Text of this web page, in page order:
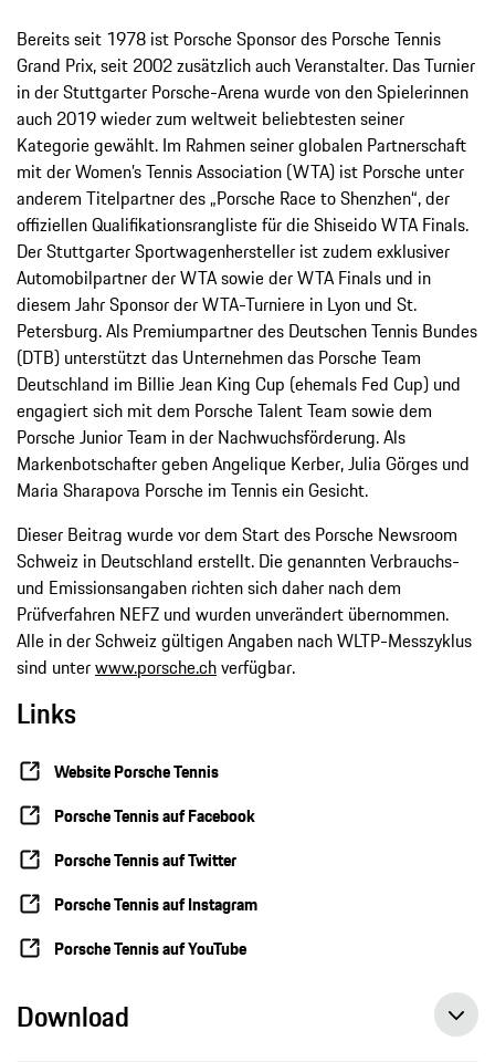
Bereits seit 1978 ist Porsche Sponsor des Porsche Tennis
Grand Prix, seit 2002 zusätzlich auch Veranstalter. Das Turnier
in der Stuttgarter Porsche-Arena wurde von den Spielerinnen
auch 2019 wieder zum weltweit beliebtesten seiner
Kategorie gewählt. Im Rahmen seiner globalen Partnerschaft
mit der Women’s Tennis Association (WTA) ist Porsche unter
anderem Titelpartner des „Porsche Race to Shenzhen“, der
offiziellen Qualifikationsrangliste für die Shiseido WTA Finals.
Der Stuttgarter Sportwagenhersteller ist zudem exklusiver
Automobilpartner der WTA sowie der WTA Finals und in
diesem Jahr Sponsor der WTA-Turniere in Lyon und St.
Petersburg. Als Premiumpartner des Deutschen Tennis Bundes
(DTB) unterstützt das Unternehmen das Porsche Team
Deutschland im Billie Jean King Cup (ehemals Fed Cup) und
engagiert sich mit dem Porsche Talent Team sowie dem
Porsche Junior Team in der Nachwuchsförderung. Als
Markenbotschafter geben Angelique Kerber, Julia Görges und
Maria Sharapova Porsche im Tennis ein Gesicht.
Dieser Beitrag wurde vor dem Start des Porsche Newsroom
Schweiz in Deutschland erstellt. Die genannten Verbrauchs-
und Emissionsangaben richten sich daher nach dem
Prüfverfahren NEFZ und wurden unverändert übernommen.
Alle in der Schweiz gültigen Angaben nach WLTP-Messzyklus
sind unterwww.porsche.chverfügbar.
Links
Website Porsche Tennis
Porsche Tennis auf Facebook
Porsche Tennis auf Twitter
Porsche Tennis auf Instagram
Porsche Tennis auf YouTube
Download